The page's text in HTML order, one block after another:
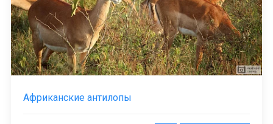
Африканские антилопы